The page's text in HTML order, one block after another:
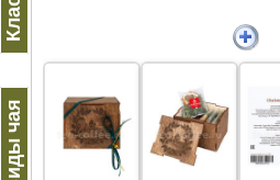
Виды чая